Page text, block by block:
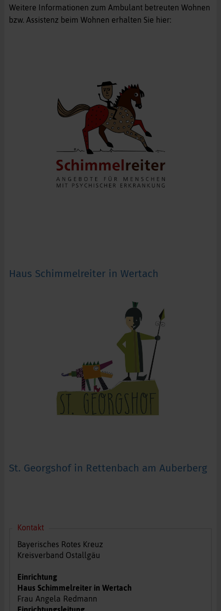
Weitere Informationen zum Ambulant betreuten Wohnen
bzw. Assistenz beim Wohnen erhalten Sie hier:
Haus Schimmelreiter in Wertach
St. Georgshof in Rettenbach am Auberberg
Kontakt
Bayerisches Rotes Kreuz
Kreisverband Ostallgäu
Einrichtung
Haus Schimmelreiter in Wertach
Frau Angela Redmann